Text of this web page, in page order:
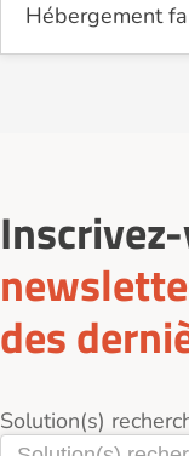
Hébergement
des
Solution(s)